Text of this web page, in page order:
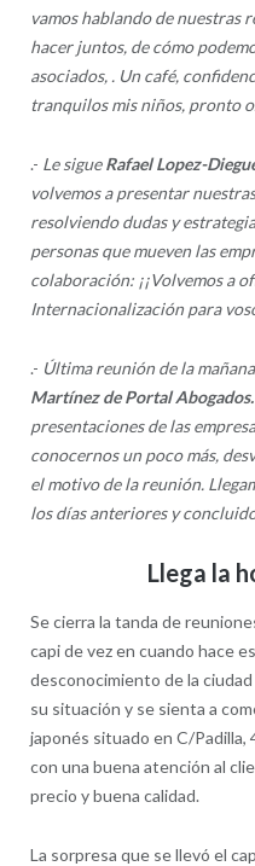
vamos hablando de nuestras
hacer juntos, de cómo
asociados, . Un café,
tranquilos mis niños, pronto
.- Le sigueRafael Lopez-
volvemos a presentar
resolviendo dudas y
personas que mueven las
colaboración: ¡¡Volvemos a
Internacionalización para
.- Última reunión de la
Martínez de Portal Abogados.
presentaciones de las
conocernos un poco más,
el motivo de la reunión.
los días anteriores y
Llega la
Se cierra la tanda de
capi de vez en cuando hace
desconocimiento de la
su situación y se sienta a
japonés situado en C/Padilla,
con una buena atención al
precio y buena calidad.
La sorpresa que se llevó el